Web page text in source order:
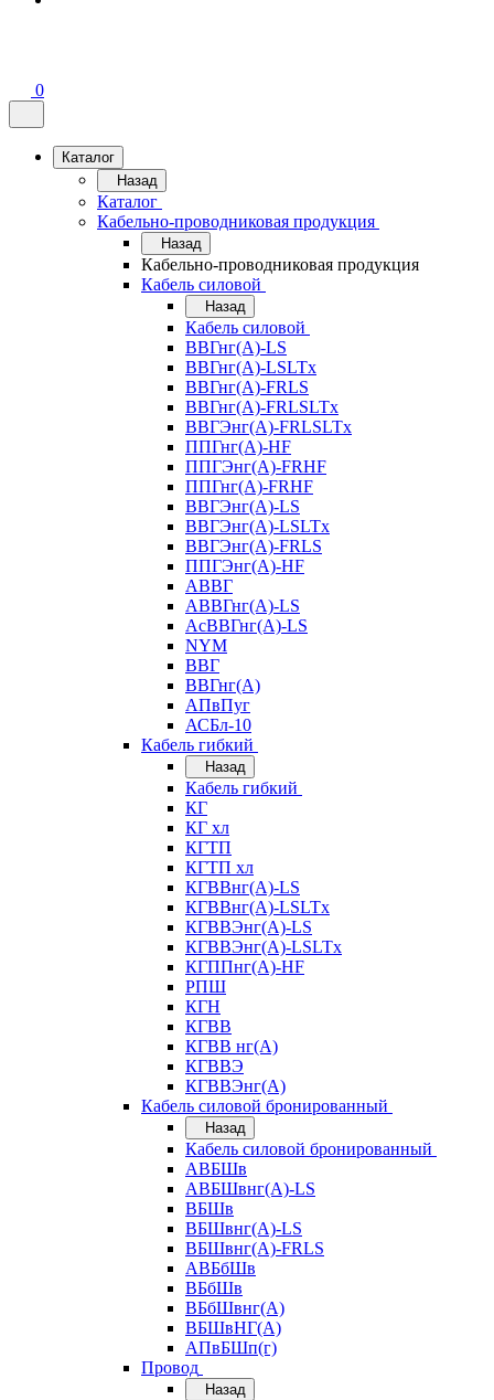
0
Каталог
Назад
Каталог
Кабельно-проводниковая продукция
Назад
Кабельно-проводниковая продукция
Кабель силовой
Назад
Кабель силовой
ВВГнг(А)-LS
ВВГнг(А)-LSLTx
ВВГнг(А)-FRLS
ВВГнг(А)-FRLSLTx
ВВГЭнг(А)-FRLSLTx
ППГнг(А)-HF
ППГЭнг(А)-FRHF
ППГнг(А)-FRHF
ВВГЭнг(А)-LS
ВВГЭнг(А)-LSLTx
ВВГЭнг(А)-FRLS
ППГЭнг(А)-HF
АВВГ
АВВГнг(А)-LS
АсВВГнг(А)-LS
NYM
ВВГ
ВВГнг(А)
АПвПуг
АСБл-10
Кабель гибкий
Назад
Кабель гибкий
КГ
КГ хл
КГТП
КГТП хл
КГВВнг(А)-LS
КГВВнг(А)-LSLTx
КГВВЭнг(А)-LS
КГВВЭнг(А)-LSLTx
КГППнг(А)-HF
РПШ
КГН
КГВВ
КГВВ нг(А)
КГВВЭ
КГВВЭнг(А)
Кабель силовой бронированный
Назад
Кабель силовой бронированный
АВБШв
АВБШвнг(А)-LS
ВБШв
ВБШвнг(А)-LS
ВБШвнг(А)-FRLS
АВБбШв
ВБбШв
ВБбШвнг(А)
ВБШвНГ(А)
АПвБШп(г)
Провод
Назад